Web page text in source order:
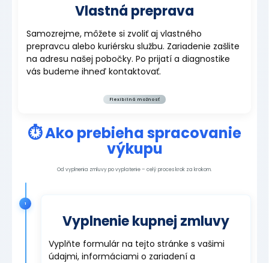
Vlastná preprava
Samozrejme, môžete si zvoliť aj vlastného
prepravcu alebo kuriérsku službu. Zariadenie zašlite
na adresu našej pobočky. Po prijatí a diagnostike
vás budeme ihneď kontaktovať.
Flexibilná možnosť
⏱️ Ako prebieha spracovanie
výkupu
Od vyplnenia zmluvy po vyplatenie – celý proces krok za krokom.
1
Vyplnenie kupnej zmluvy
Vyplňte formulár na tejto stránke s vašimi
údajmi, informáciami o zariadení a